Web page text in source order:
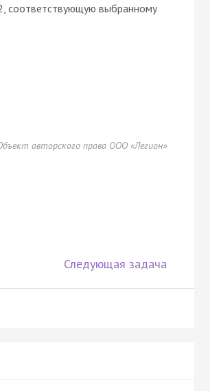
соответствующую выбранному
авторского права ООО «Легион»
Следующая задача